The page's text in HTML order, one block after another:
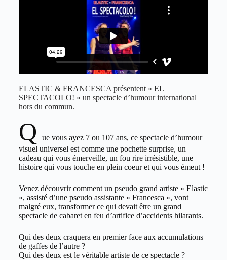
ELASTIC & FRANCESCA présentent « EL
SPECTACOLO! » un spectacle d’humour international
hors du commun.
Q
ue vous ayez 7 ou 107 ans, ce spectacle d’humour
visuel universel est comme une pochette surprise, un
cadeau qui vous émerveille, un fou rire irrésistible, une
histoire qui vous touche en plein coeur et qui vous émeut !
Venez découvrir comment un pseudo grand artiste « Elastic
», assisté d’une pseudo assistante « Francesca », vont
malgré eux, transformer ce qui devait être un grand
spectacle de cabaret en feu d’artifice d’accidents hilarants.
Qui des deux craquera en premier face aux accumulations
de gaffes de l’autre ?
Qui des deux est le véritable artiste de ce spectacle ?